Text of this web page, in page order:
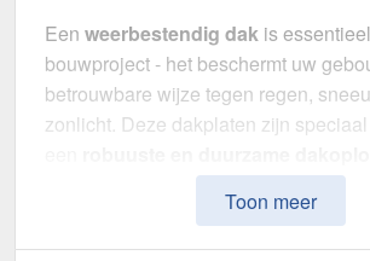
Een weerbestendig dak is
bouwproject - het beschermt uw
betrouwbare wijze tegen regen,
zonlicht. Deze dakplaten zijn
bieden. Het maakt indruk met
hoge duurzaamheid en een
Toon meer